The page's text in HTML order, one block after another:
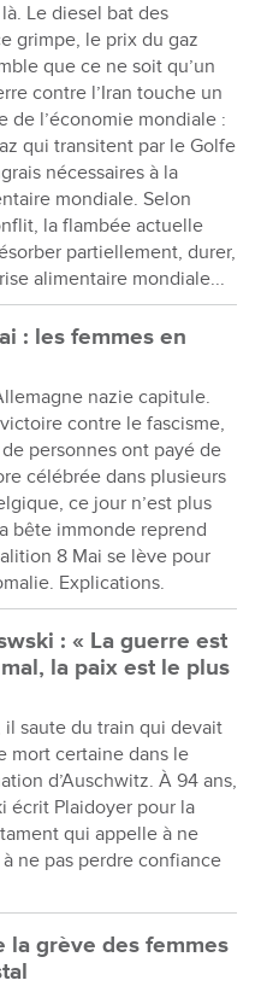
Le diesel bat des
grimpe, le prix du gaz
que ce ne soit qu’un
contre l’Iran touche un
de l’économie mondiale :
qui transitent par le Golfe
nécessaires à la
mondiale. Selon
la flambée actuelle
partiellement, durer,
alimentaire mondiale...
: les femmes en
nazie capitule.
contre le fascisme,
personnes ont payé de
célébrée dans plusieurs
ce jour n’est plus
bête immonde reprend
8 Mai se lève pour
Explications.
: « La guerre est
la paix est le plus
il saute du train qui devait
mort certaine dans le
d’Auschwitz. À 94 ans,
écrit Plaidoyer pour la
qui appelle à ne
ne pas perdre confiance
la grève des femmes